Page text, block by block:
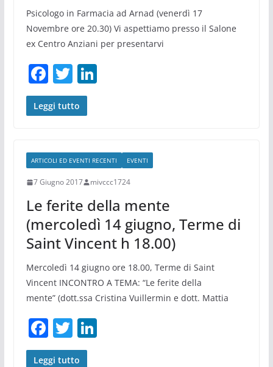
Psicologo in Farmacia ad Arnad (venerdì 17
Novembre ore 20.30) Vi aspettiamo presso il Salone
ex Centro Anziani per presentarvi
F
a
c
b
o
o
k
T
w
itt
Li
dI
n
Leggi tutto
ARTICOLI ED EVENTI RECENTI EVENTI
7 Giugno 2017 mivccc1724
Le ferite della mente
(mercoledì 14 giugno, Terme di
Saint Vincent h 18.00)
Mercoledì 14 giugno ore 18.00, Terme di Saint
Vincent INCONTRO A TEMA: “Le ferite della
mente” (dott.ssa Cristina Vuillermin e dott. Mattia
F
a
T
w
Li
Leggi tutto